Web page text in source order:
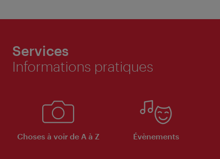
Services
Informations pratiques
Choses à voir de A à Z Évènements